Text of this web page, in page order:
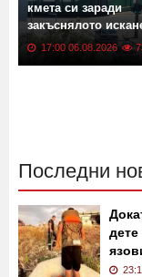
кмета си заради
закъснялото
ремонт
17:00 06.08.2026
Последни